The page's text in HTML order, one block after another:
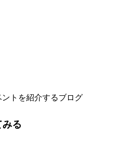
トを紹介するブログ
みる